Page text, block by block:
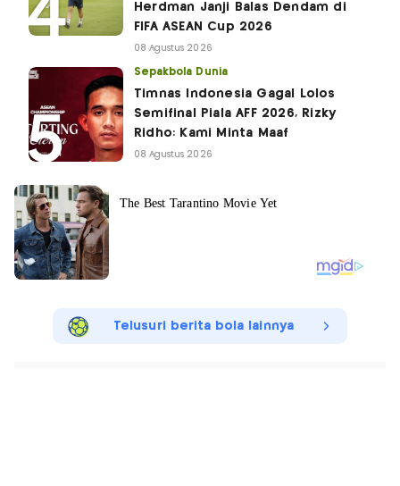
Herdman Janji Balas Dendam di
FIFA ASEAN Cup 2026
08 Agustus 2026
Sepakbola Dunia
Timnas Indonesia Gagal Lolos
Semifinal Piala AFF 2026, Rizky
Ridho: Kami Minta Maaf
08 Agustus 2026
Telusuri berita bola lainnya